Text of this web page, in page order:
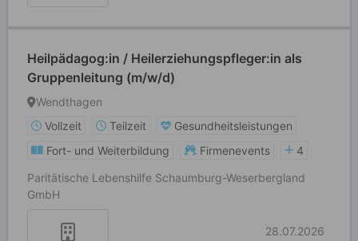
Heilpädagog:in / Heilerziehungspfleger:in als
Gruppenleitung (m/w/d)
Wendthagen
Vollzeit
Teilzeit
Gesundheitsleistungen
Fort- und Weiterbildung
Firmenevents
4
Paritätische Lebenshilfe Schaumburg-Weserbergland
GmbH
28.07.2026